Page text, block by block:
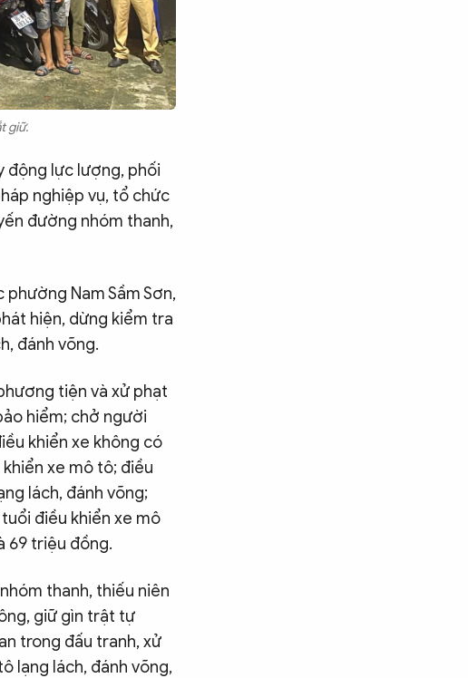
giữ.
động lực lượng, phối
nghiệp vụ, tổ chức
đường nhóm thanh,
Nam Sầm Sơn,
hiện, dừng kiểm tra
đánh võng.
tiện và xử phạt
hiểm; chở người
khiển xe không có
xe mô tô; điều
lách, đánh võng;
điều khiển xe mô
69 triệu đồng.
thanh, thiếu niên
giữ gìn trật tự
trong đấu tranh, xử
lạng lách, đánh võng,